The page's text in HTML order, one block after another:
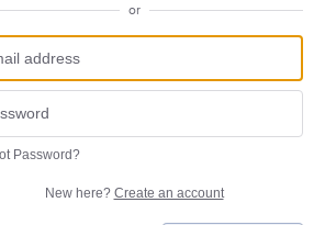
or
Password?
New here? Create an account